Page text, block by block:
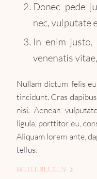
Donec pede
nec, vulputate
In enim justo,
venenatis
Nullam dictum felis
tincidunt. Cras
nisi. Aenean
ligula, porttitor eu,
Aliquam lorem ante,
tellus.
WEITERLESEN